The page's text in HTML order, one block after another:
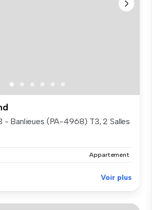
- Banlieues (PA-4968) T3, 2 Salles
Appartement
Voir plus